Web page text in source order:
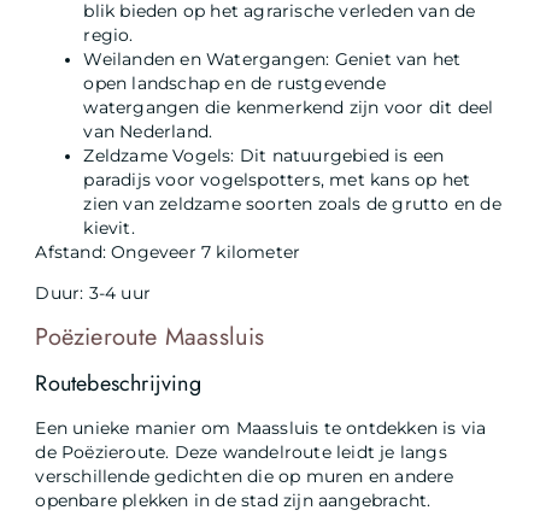
blik bieden op het agrarische verleden van de
regio.
Weilanden en Watergangen: Geniet van het
open landschap en de rustgevende
watergangen die kenmerkend zijn voor dit deel
van Nederland.
Zeldzame Vogels: Dit natuurgebied is een
paradijs voor vogelspotters, met kans op het
zien van zeldzame soorten zoals de grutto en de
kievit.
Afstand: Ongeveer 7 kilometer
Duur: 3-4 uur
Poëzieroute Maassluis
Routebeschrijving
Een unieke manier om Maassluis te ontdekken is via
de Poëzieroute. Deze wandelroute leidt je langs
verschillende gedichten die op muren en andere
openbare plekken in de stad zijn aangebracht.